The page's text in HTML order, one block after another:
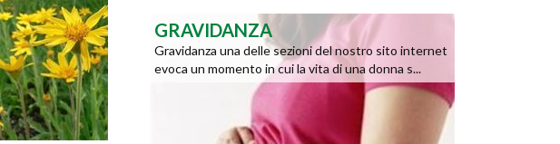
GRAVIDANZA
Gravidanza una delle sezioni del nostro sito internet
evoca un momento in cui la vita di una donna s...